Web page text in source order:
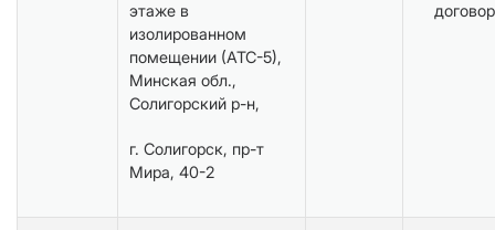
этаже в
изолированном
помещении (АТС-5),
Минская обл.,
Солигорский р-н,
г. Солигорск, пр-т
Мира, 40-2
договор